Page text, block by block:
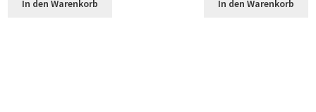
In den Warenkorb In den Warenkorb